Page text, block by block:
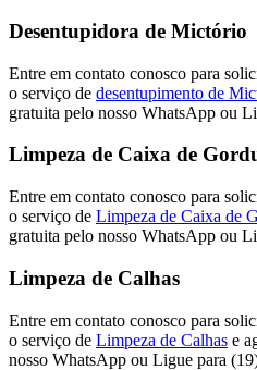
Desentupidora de Mictório
Entre em contato conosco para
o serviço de desentupimento de
gratuita pelo nosso WhatsApp ou
Limpeza de Caixa de
Entre em contato conosco para
o serviço de Limpeza de Caixa de
gratuita pelo nosso WhatsApp ou
Limpeza de Calhas
Entre em contato conosco para
o serviço de Limpeza de Calhas e
nosso WhatsApp ou Ligue para